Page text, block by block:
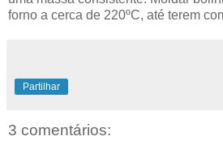
forno a cerca de 220ºC, até terem
Partilhar
3 comentários: